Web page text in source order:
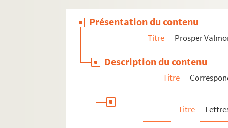
Autres membres de la famille
Autres personnalités
Présentation du contenu
Titre Prosper
Description du contenu
Titre
Titre